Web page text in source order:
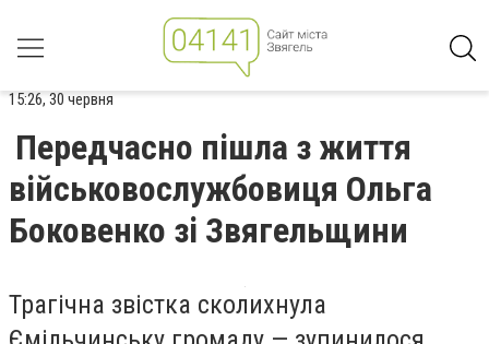
15:26, 30 червня
Передчасно пішла з життя
військовослужбовиця Ольга
Боковенко зі Звягельщини
Трагічна звістка сколихнула